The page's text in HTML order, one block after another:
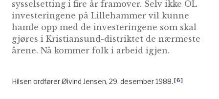
sysselsetting i fire år framover. Selv ikke OL
investeringene på Lillehammer vil kunne
hamle opp med de investeringene som skal
gjøres i Kristiansund-distriktet de nærmeste
årene. Nå kommer folk i arbeid igjen.
Hilsen ordfører Øivind Jensen, 29. desember 1988. [6]